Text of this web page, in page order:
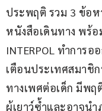
ประพฤติ รวม 3 ข้อ
หนังสือเดินทาง พร้
INTERPOL ทำการ
เตือนประเทศสมาชิ
ทางเพศต่อเด็ก มีพฤ
ผู้เยาว์ซ้ำและอาจน